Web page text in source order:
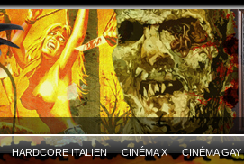
HARDCORE ITALIEN CINÉMA X CINÉMA GAY